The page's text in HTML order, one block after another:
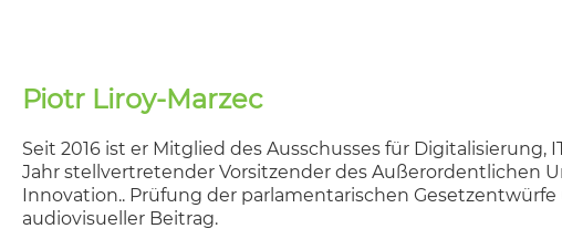
Die
Dill-
Piotr Liroy-Marzec
Seit 2016 ist er Mitglied des Ausschusses für
Jahr stellvertretender Vorsitzender des Außerordentlichen
Innovation.. Prüfung der parlamentarischen
audiovisueller Beitrag.